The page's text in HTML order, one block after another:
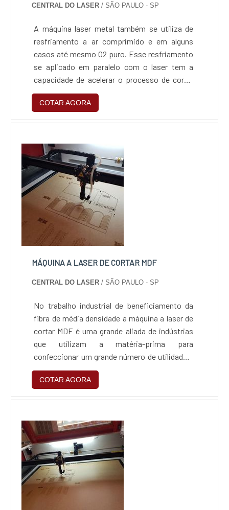
CENTRAL DO LASER/ SÃO PAULO - SP
A máquina laser metal também se utiliza de
resfriamento a ar comprimido e em alguns
casos até mesmo O2 puro. Esse resfriamento
se aplicado em paralelo com o laser tem a
capacidade de acelerar o processo de corte.
Existem, é claro, lasers mais potentes, mas
estes utilizam um método conhecido com
laser fibra. Alguns outros detalhes a respeito
galvanizado; As de corte para metal tem perfil
aberto; De...
COTAR AGORA
MÁQUINA A LASER DE CORTAR MDF
CENTRAL DO LASER/ SÃO PAULO - SP
No trabalho industrial de beneficiamento da
fibra de média densidade a máquina a laser de
cortar MDF é uma grande aliada de indústrias
que utilizam a matéria-prima para
confeccionar um grande número de utilidades.
Alguns exemplos dos principais: Móveis;
Placas de revestimento; Portas e itens de
construção civil; Pisos laminados.A precisão
sistemas de corte, esse equipamento é o mais
preciso para...
COTAR AGORA